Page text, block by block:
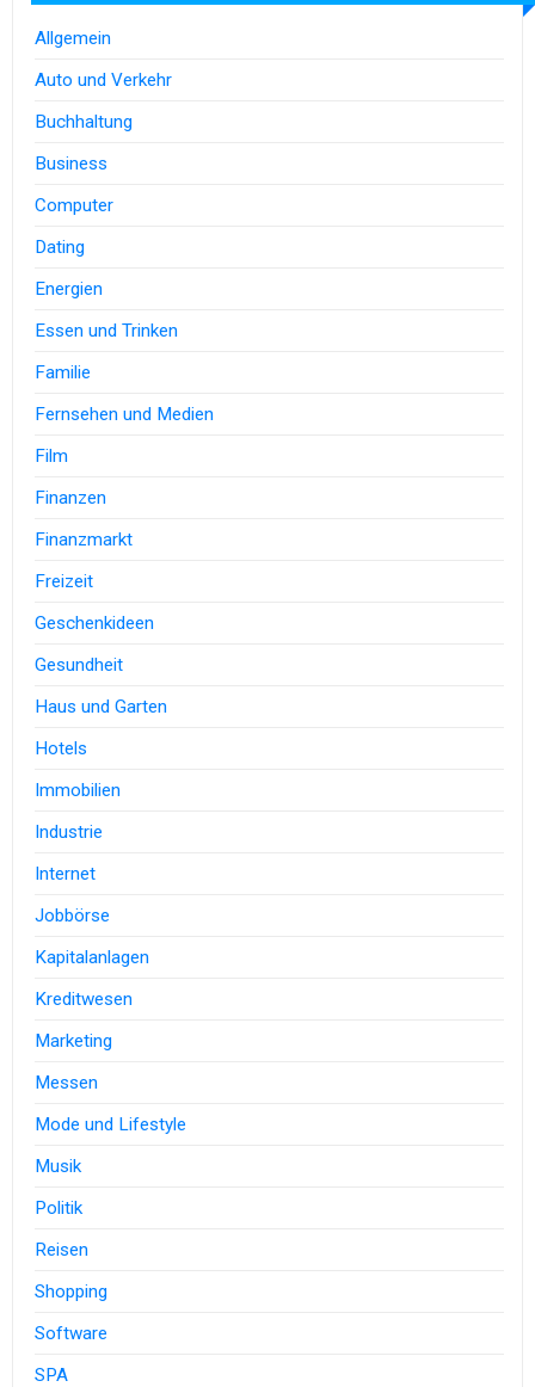
Allgemein
Auto und Verkehr
Buchhaltung
Business
Computer
Dating
Energien
Essen und Trinken
Familie
Fernsehen und Medien
Film
Finanzen
Finanzmarkt
Freizeit
Geschenkideen
Gesundheit
Haus und Garten
Hotels
Immobilien
Industrie
Internet
Jobbörse
Kapitalanlagen
Kreditwesen
Marketing
Messen
Mode und Lifestyle
Musik
Politik
Reisen
Shopping
Software
SPA